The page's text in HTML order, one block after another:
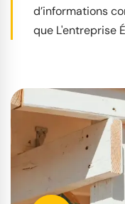
d’informations
que L'entreprise